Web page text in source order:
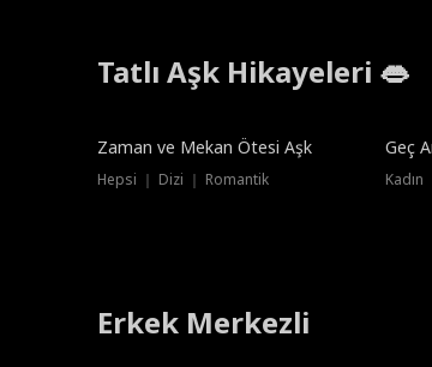
Tatlı Aşk Hikayeleri 👄
Zaman ve Mekan Ötesi Aşk
Hepsi ｜ Dizi ｜ Romantik
Geç
Kadın
Erkek Merkezli